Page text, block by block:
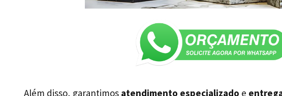
Além disso, garantimos atendimento especializado e